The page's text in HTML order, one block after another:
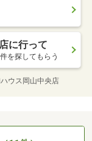
に行って
を探してもらう
ウス岡山中央店